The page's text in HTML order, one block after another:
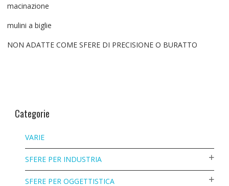
macinazione
mulini a biglie
NON ADATTE COME SFERE DI PRECISIONE O BURATTO
Categorie
VARIE
SFERE PER INDUSTRIA
SFERE PER OGGETTISTICA